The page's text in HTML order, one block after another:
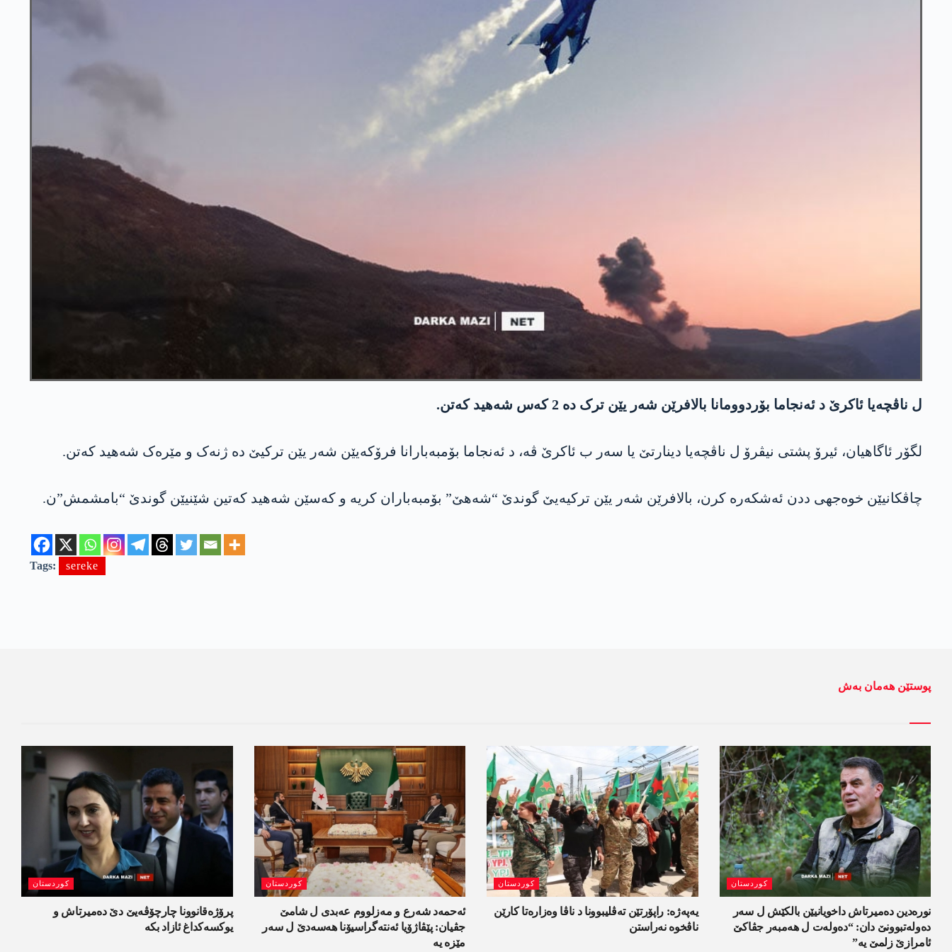
ل ناڤچەیا ئاکرێ د ئەنجاما بۆردوومانا بالافرێن شەر یێن ترک دە 2 کەس شەهید کەتن.
لگۆر ئاگاهیان، ئیرۆ پشتی نیڤرۆ ل ناڤچەیا دینارتێ یا سەر ب ئاکرێ ڤە، د ئەنجاما بۆمبەبارانا فرۆکەیێن شەر یێن ترکیێ دە ژنەک و مێرەک شەھید کەتن.
چاڤکانیێن خوەجهی ددن ئەشکەرە کرن، بالافرێن شەر یێن ترکیەیێ گوندێ “شەهێ” بۆمبەباران کریە و کەسێن شەهید کەتین شێنیێن گوندێ “بامشمش”ن.
Tags: sereke
پوستێن ھەمان بەش
کوردستان
پرۆژەقانوونا چارچۆڤەیێ دێ دەمیرتاش و
یوکسەکداغ ئازاد بکە
کوردستان
ئەحمەد شەرع و مەزلووم عەبدی ل شامێ
جڤیان: پێڤاژۆیا ئەنتەگراسیۆنا ھەسەدێ ل سەر
مێزە یە
کوردستان
یەپەژە: راپۆرتێن تەڤلیبوونا د ناڤا وەزارەتا کارێن
ناڤخوە نەراستن
کوردستان
نورەدین دەمیرتاش داخویانیێن بالکێش ل سەر
دەولەتبوونێ دان: “دەولەت ل ھەمبەر جڤاکێ
ئامرازێ زلمێ یە”